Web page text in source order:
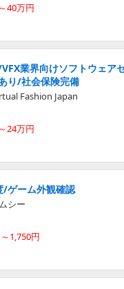
40万円
業界向けソフトウェア
り/社会保険完備
Fashion Japan
24万円
/ゲーム外観確認
シー
1,750円